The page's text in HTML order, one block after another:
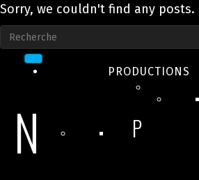
PRODUCTIONS
P
Sorry, we couldn't find any